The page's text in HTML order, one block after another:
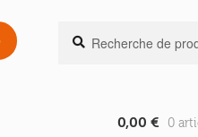
pour :
Recherche
0,00 € 0